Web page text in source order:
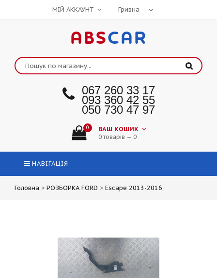
МІЙ АККАУНТ
ABSCAR
067 260 33 17
093 360 42 55
050 730 47 97
0 ВАШ КОШИК
0 товарів — 0
НАВІГАЦІЯ
Головна > РОЗБОРКА FORD > Escape 2013-2016